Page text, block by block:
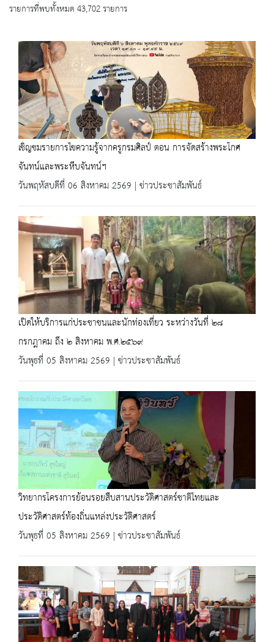
รายการที่พบทั้งหมด 43,702 รายการ
เชิญชมรายการไขความรู้จากครูกรมศิลป์ ตอน การจัดสร้างพระโกศ
จันทน์และพระหีบจันทน์ฯ
วันพฤหัสบดีที่ 06 สิงหาคม 2569 | ข่าวประชาสัมพันธ์
เปิดให้บริการแก่ประชาชนและนักท่องเที่ยว ระหว่างวันที่ ๒๘
กรกฎาคม ถึง ๒ สิงหาคม พ.ศ.๒๕๖๙
วันพุธที่ 05 สิงหาคม 2569 | ข่าวประชาสัมพันธ์
วิทยากรโครงการย้อนรอยสืบสานประวัติศาสตร์ชาติไทยและ
ประวัติศาสตร์ท้องถิ่นแหล่งประวัติศาสตร์
วันพุธที่ 05 สิงหาคม 2569 | ข่าวประชาสัมพันธ์